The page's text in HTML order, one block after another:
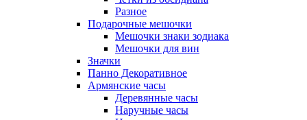
Разное
Подарочные мешочки
Мешочки знаки зодиака
Мешочки для вин
Значки
Панно Декоративное
Армянские часы
Деревянные часы
Наручные часы